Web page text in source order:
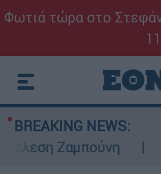
Φωτιά τώρα στο
BREAKING NEWS:
Ζαμπούνη